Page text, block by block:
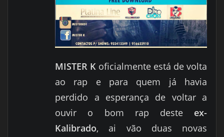
MISTER K oficialmente está de volta
ao rap e para quem já havia
perdido a esperança de voltar a
ouvir o bom rap deste ex-
Kalibrado, ai vão duas novas